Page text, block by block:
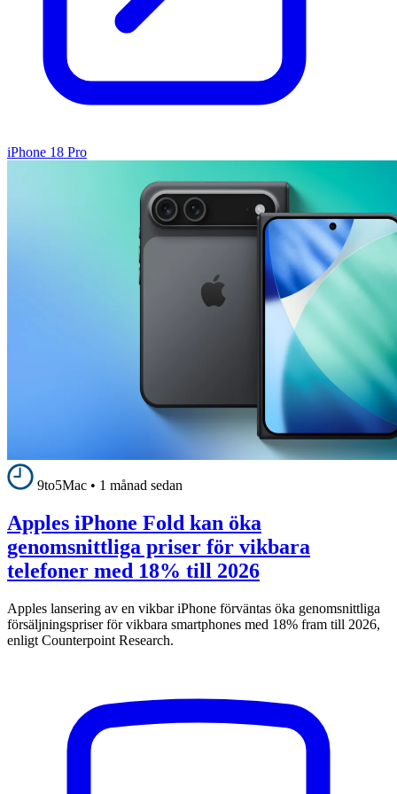
iPhone 18 Pro
9to5Mac • 1 månad sedan
Apples iPhone Fold kan öka
genomsnittliga priser för vikbara
telefoner med 18% till 2026
Apples lansering av en vikbar iPhone förväntas öka genomsnittliga
försäljningspriser för vikbara smartphones med 18% fram till 2026,
enligt Counterpoint Research.